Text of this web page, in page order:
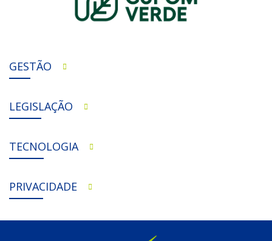
GESTÃO
LEGISLAÇÃO
TECNOLOGIA
PRIVACIDADE